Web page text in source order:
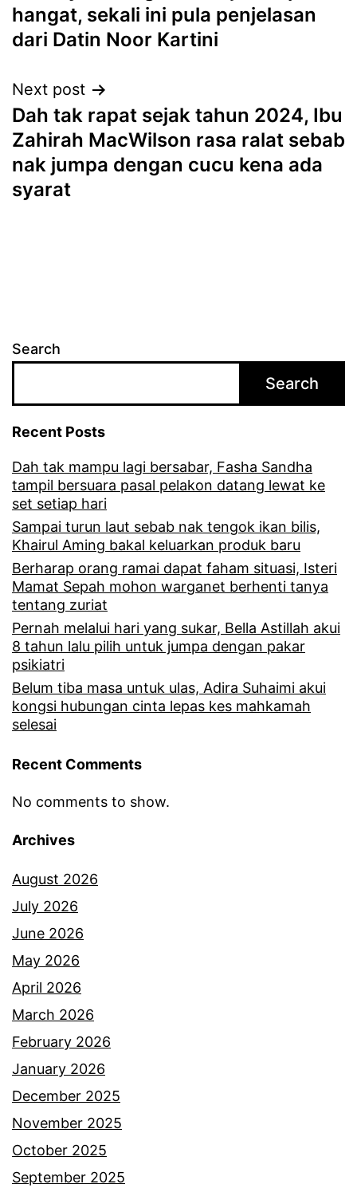
hangat, sekali ini pula penjelasan
dari Datin Noor Kartini
Next post
Dah tak rapat sejak tahun 2024, Ibu
Zahirah MacWilson rasa ralat sebab
nak jumpa dengan cucu kena ada
syarat
Search
Search
Recent Posts
Dah tak mampu lagi bersabar, Fasha Sandha
tampil bersuara pasal pelakon datang lewat ke
set setiap hari
Sampai turun laut sebab nak tengok ikan bilis,
Khairul Aming bakal keluarkan produk baru
Berharap orang ramai dapat faham situasi, Isteri
Mamat Sepah mohon warganet berhenti tanya
tentang zuriat
Pernah melalui hari yang sukar, Bella Astillah akui
8 tahun lalu pilih untuk jumpa dengan pakar
psikiatri
Belum tiba masa untuk ulas, Adira Suhaimi akui
kongsi hubungan cinta lepas kes mahkamah
selesai
Recent Comments
No comments to show.
Archives
August 2026
July 2026
June 2026
May 2026
April 2026
March 2026
February 2026
January 2026
December 2025
November 2025
October 2025
September 2025